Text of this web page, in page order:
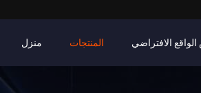
منزل المنتجات الافتراضي